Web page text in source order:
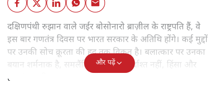
दक्षिणपंथी रुझान वाले जईर बोसोनारो ब्राज़ील के राष्ट्रपति हैं, वे
इस बार गणतंत्र दिवस पर भारत सरकार के अतिथि होंगे। कई मुद्दों
पर उनकी सोच क्रूरता की हद तक विकृत है। बलात्कार पर उनका
बयान शर्मनाक है, समलैंगिक लोग उन्हें बर्दाश्त नहीं, हिंसा और
हत्याएं उनकी 'रूल-बुक' में हैं।
और पढ़ें